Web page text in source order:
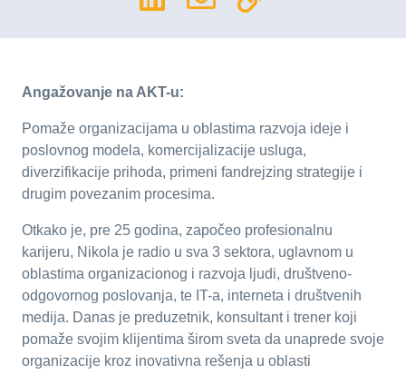
Angažovanje na AKT-u:
Pomaže organizacijama u oblastima razvoja ideje i
poslovnog modela, komercijalizacije usluga,
diverzifikacije prihoda, primeni fandrejzing strategije i
drugim povezanim procesima.
Otkako je, pre 25 godina, započeo profesionalnu
karijeru, Nikola je radio u sva 3 sektora, uglavnom u
oblastima organizacionog i razvoja ljudi, društveno-
odgovornog poslovanja, te IT-a, interneta i društvenih
medija. Danas je preduzetnik, konsultant i trener koji
pomaže svojim klijentima širom sveta da unaprede svoje
organizacije kroz inovativna rešenja u oblasti